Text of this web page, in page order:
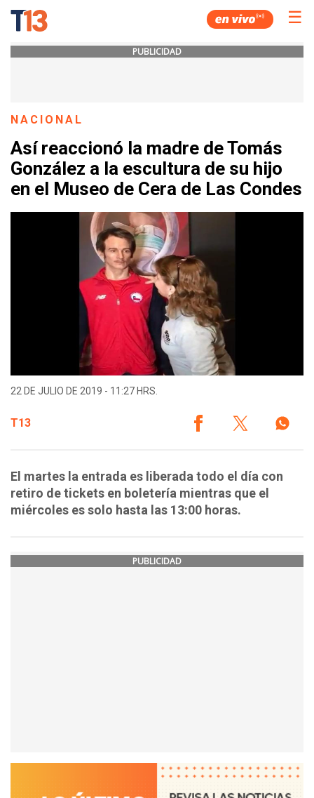
☰
PUBLICIDAD
NACIONAL
Así reaccionó la madre de Tomás
González a la escultura de su hijo
en el Museo de Cera de Las Condes
22 DE JULIO DE 2019 - 11:27 HRS.
T13
El martes la entrada es liberada todo el día con
retiro de tickets en boletería mientras que el
miércoles es solo hasta las 13:00 horas.
PUBLICIDAD